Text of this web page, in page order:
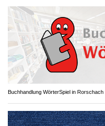
Buchhandlung WörterSpiel in